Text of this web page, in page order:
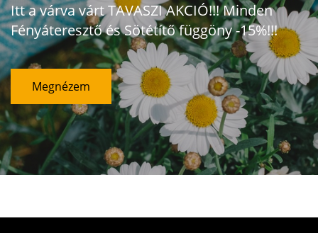
Itt a várva várt TAVASZI AKCIÓ!!! Minden
Fényáteresztő és Sötétítő függöny -15%!!!
Megnézem